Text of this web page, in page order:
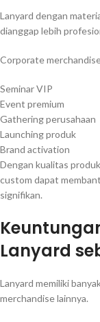
Lanyard dengan
dianggap lebih
Corporate
Seminar VIP
Event premium
Gathering perusahaan
Launching produk
Brand activation
Dengan kualitas
custom dapat
signifikan.
Lanyard
Lanyard memiliki
merchandise lainnya.